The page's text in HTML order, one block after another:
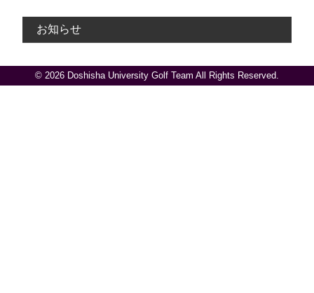
お知らせ
© 2026 Doshisha University Golf Team All Rights Reserved.